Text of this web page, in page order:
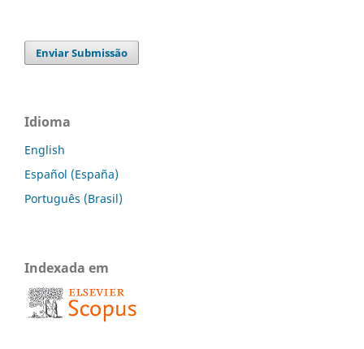
Enviar Submissão
Idioma
English
Español (España)
Português (Brasil)
Indexada em